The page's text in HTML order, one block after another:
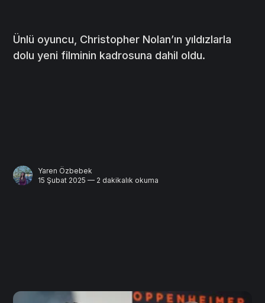
Ünlü oyuncu, Christopher Nolan’ın yıldızlarla
dolu yeni filminin kadrosuna dahil oldu.
Yaren Özbebek
15 Şubat 2025 — 2 dakikalık okuma